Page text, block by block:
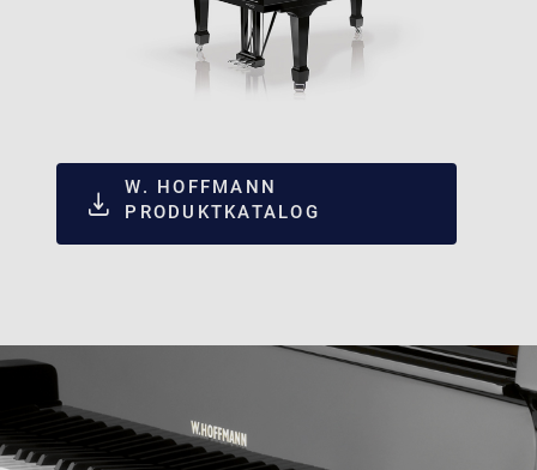
W. HOFFMANN
PRODUKTKATALOG